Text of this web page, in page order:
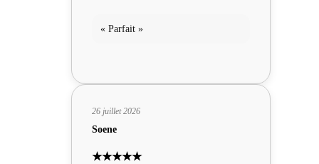
« Parfait »
26 juillet 2026
Soene
★★★★★